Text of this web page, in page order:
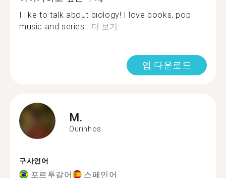
I like to talk about biology! I love books, pop
music and series...더 보기
앱 다운로드
M.
Ourinhos
구사언어
포르투갈어 스페인어